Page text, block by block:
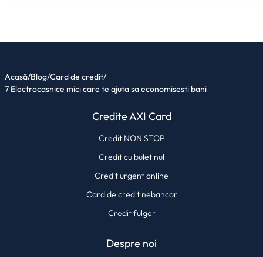
Acasă/Blog/Card de credit/
7 Electrocasnice mici care te ajuta sa economisesti bani
Credite AXI Card
Credit NON STOP
Credit cu buletinul
Credit urgent online
Card de credit nebancar
Credit fulger
Despre noi